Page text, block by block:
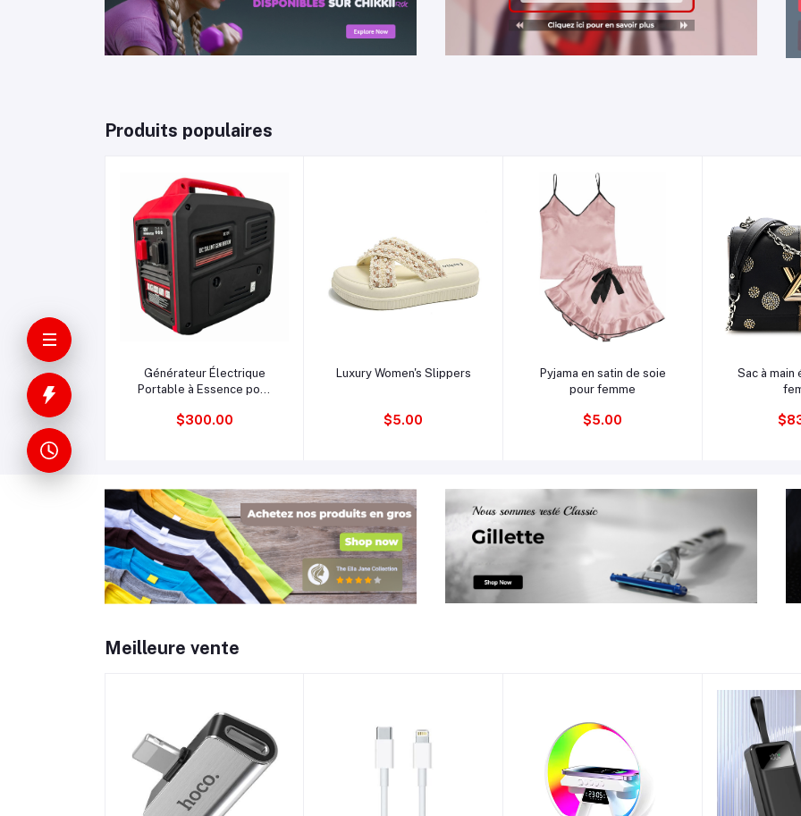
Produits populaires
Ajouter au panier
Générateur Électrique
Portable à Essence pour
Moteur 80i, Réservoir de
$300.00
Ajouter au panier
Luxury Women's Slippers
$5.00
Ajouter au panier
Pyjama en satin de soie
pour femme
$5.00
Ajouter
Sac à main
Meilleure vente